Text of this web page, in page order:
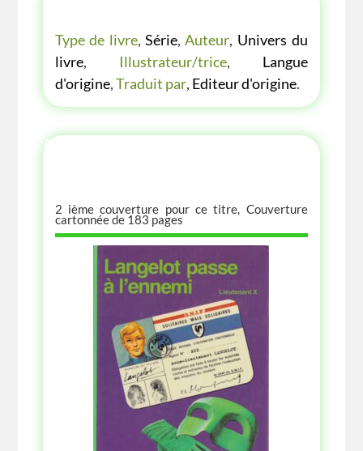
Type de livre, Série, Auteur, Univers du
livre, Illustrateur/trice, Langue
d'origine,Traduit par, Editeur d'origine.
AUTRES ANNÉE AUTRES COUVERTURES
2 ième couverture pour ce titre, Couverture
cartonnée de 183 pages